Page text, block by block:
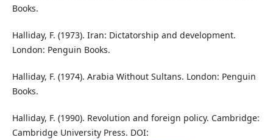
Books.
Halliday, F. (1973). Iran: Dictatorship and development.
London: Penguin Books.
Halliday, F. (1974). Arabia Without Sultans. London: Penguin
Books.
Halliday, F. (1990). Revolution and foreign policy. Cambridge:
Cambridge University Press. DOI: